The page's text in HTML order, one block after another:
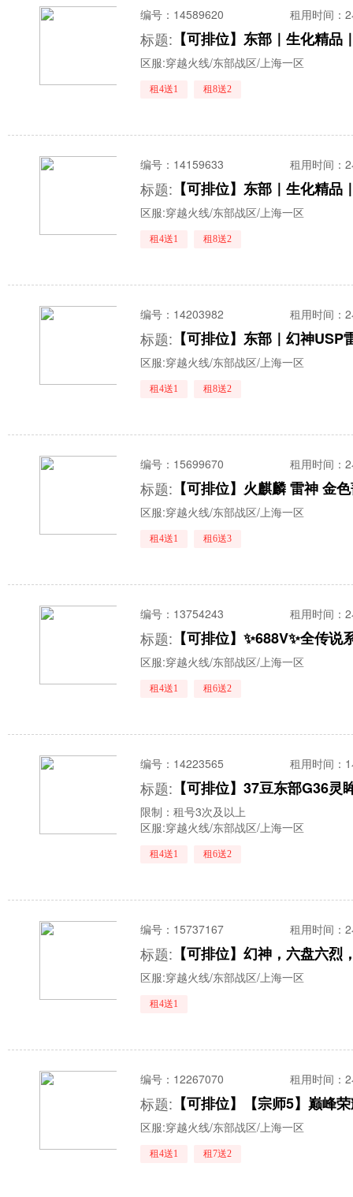
编号： 14589620 租用时间 ：
标题: 【可排位】东部｜生化精
区服:穿越火线/东部战区/上海一区
租4送1 租8送2
编号： 14159633 租用时间 ：
标题: 【可排位】东部｜生化精
区服:穿越火线/东部战区/上海一区
租4送1 租8送2
编号： 14203982 租用时间 ：
标题:
区服:穿越火线/东部战区/上海一区
租4送1 租8送2
编号： 15699670 租用时间 ：
标题: 【可排位】火麒麟 雷神 金
区服:穿越火线/东部战区/上海一区
租4送1 租6送3
编号： 13754243 租用时间 ：
标题:
区服:穿越火线/东部战区/上海一区
租4送1 租6送2
编号： 14223565 租用时间 ：
标题:
限制：租号3次及以上
区服:穿越火线/东部战区/上海一区
租4送1 租6送2
编号： 15737167 租用时间 ：
标题: 【可排位】幻神，六盘六
区服:穿越火线/东部战区/上海一区
租4送1
编号： 12267070 租用时间 ：
标题:
区服:穿越火线/东部战区/上海一区
租4送1 租7送2